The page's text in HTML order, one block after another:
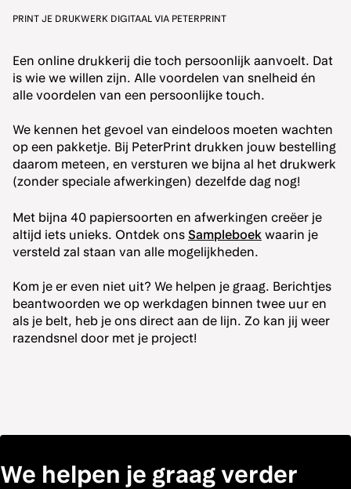
PRINT JE DRUKWERK DIGITAAL VIA PETERPRINT
Een online drukkerij die toch persoonlijk aanvoelt. Dat
is wie we willen zijn. Alle voordelen van snelheid én
alle voordelen van een persoonlijke touch.
We kennen het gevoel van eindeloos moeten wachten
op een pakketje. Bij PeterPrint drukken jouw bestelling
daarom meteen, en versturen we bijna al het drukwerk
(zonder speciale afwerkingen) dezelfde dag nog!
Met bijna 40 papiersoorten en afwerkingen creëer je
altijd iets unieks. Ontdek ons Sampleboek waarin je
versteld zal staan van alle mogelijkheden.
Kom je er even niet uit? We helpen je graag. Berichtjes
beantwoorden we op werkdagen binnen twee uur en
als je belt, heb je ons direct aan de lijn. Zo kan jij weer
razendsnel door met je project!
We helpen je graag verder